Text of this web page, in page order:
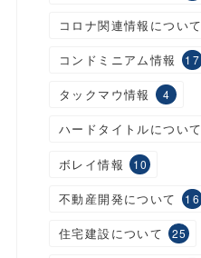
コロナ関連情報について
コンドミニアム情報 17
タックマウ情報 4
ハードタイトルについて
ボレイ情報 10
不動産開発について 16
住宅建設について 25